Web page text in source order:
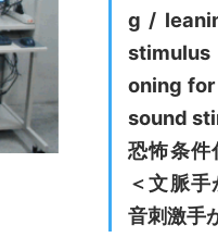
g /
oning
sound
恐怖条件
＜文脈
音刺激手